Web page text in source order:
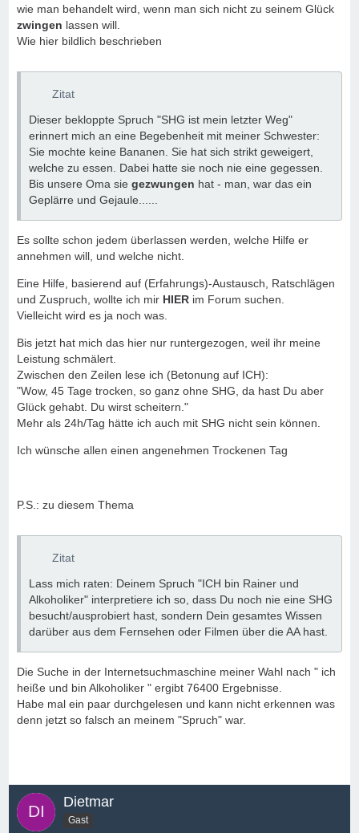
wie man behandelt wird, wenn man sich nicht zu seinem Glück
zwingen lassen will.
Wie hier bildlich beschrieben
Zitat
Dieser bekloppte Spruch "SHG ist mein letzter Weg"
erinnert mich an eine Begebenheit mit meiner Schwester:
Sie mochte keine Bananen. Sie hat sich strikt geweigert,
welche zu essen. Dabei hatte sie noch nie eine gegessen.
Bis unsere Oma sie gezwungen hat - man, war das ein
Geplärre und Gejaule......
Es sollte schon jedem überlassen werden, welche Hilfe er
annehmen will, und welche nicht.
Eine Hilfe, basierend auf (Erfahrungs)-Austausch, Ratschlägen
und Zuspruch, wollte ich mir HIER im Forum suchen.
Vielleicht wird es ja noch was.
Bis jetzt hat mich das hier nur runtergezogen, weil ihr meine
Leistung schmälert.
Zwischen den Zeilen lese ich (Betonung auf ICH):
"Wow, 45 Tage trocken, so ganz ohne SHG, da hast Du aber
Glück gehabt. Du wirst scheitern."
Mehr als 24h/Tag hätte ich auch mit SHG nicht sein können.
Ich wünsche allen einen angenehmen Trockenen Tag
P.S.: zu diesem Thema
Zitat
Lass mich raten: Deinem Spruch "ICH bin Rainer und
Alkoholiker" interpretiere ich so, dass Du noch nie eine SHG
besucht/ausprobiert hast, sondern Dein gesamtes Wissen
darüber aus dem Fernsehen oder Filmen über die AA hast.
Die Suche in der Internetsuchmaschine meiner Wahl nach " ich
heiße und bin Alkoholiker " ergibt 76400 Ergebnisse.
Habe mal ein paar durchgelesen und kann nicht erkennen was
denn jetzt so falsch an meinem "Spruch" war.
Dietmar
Gast